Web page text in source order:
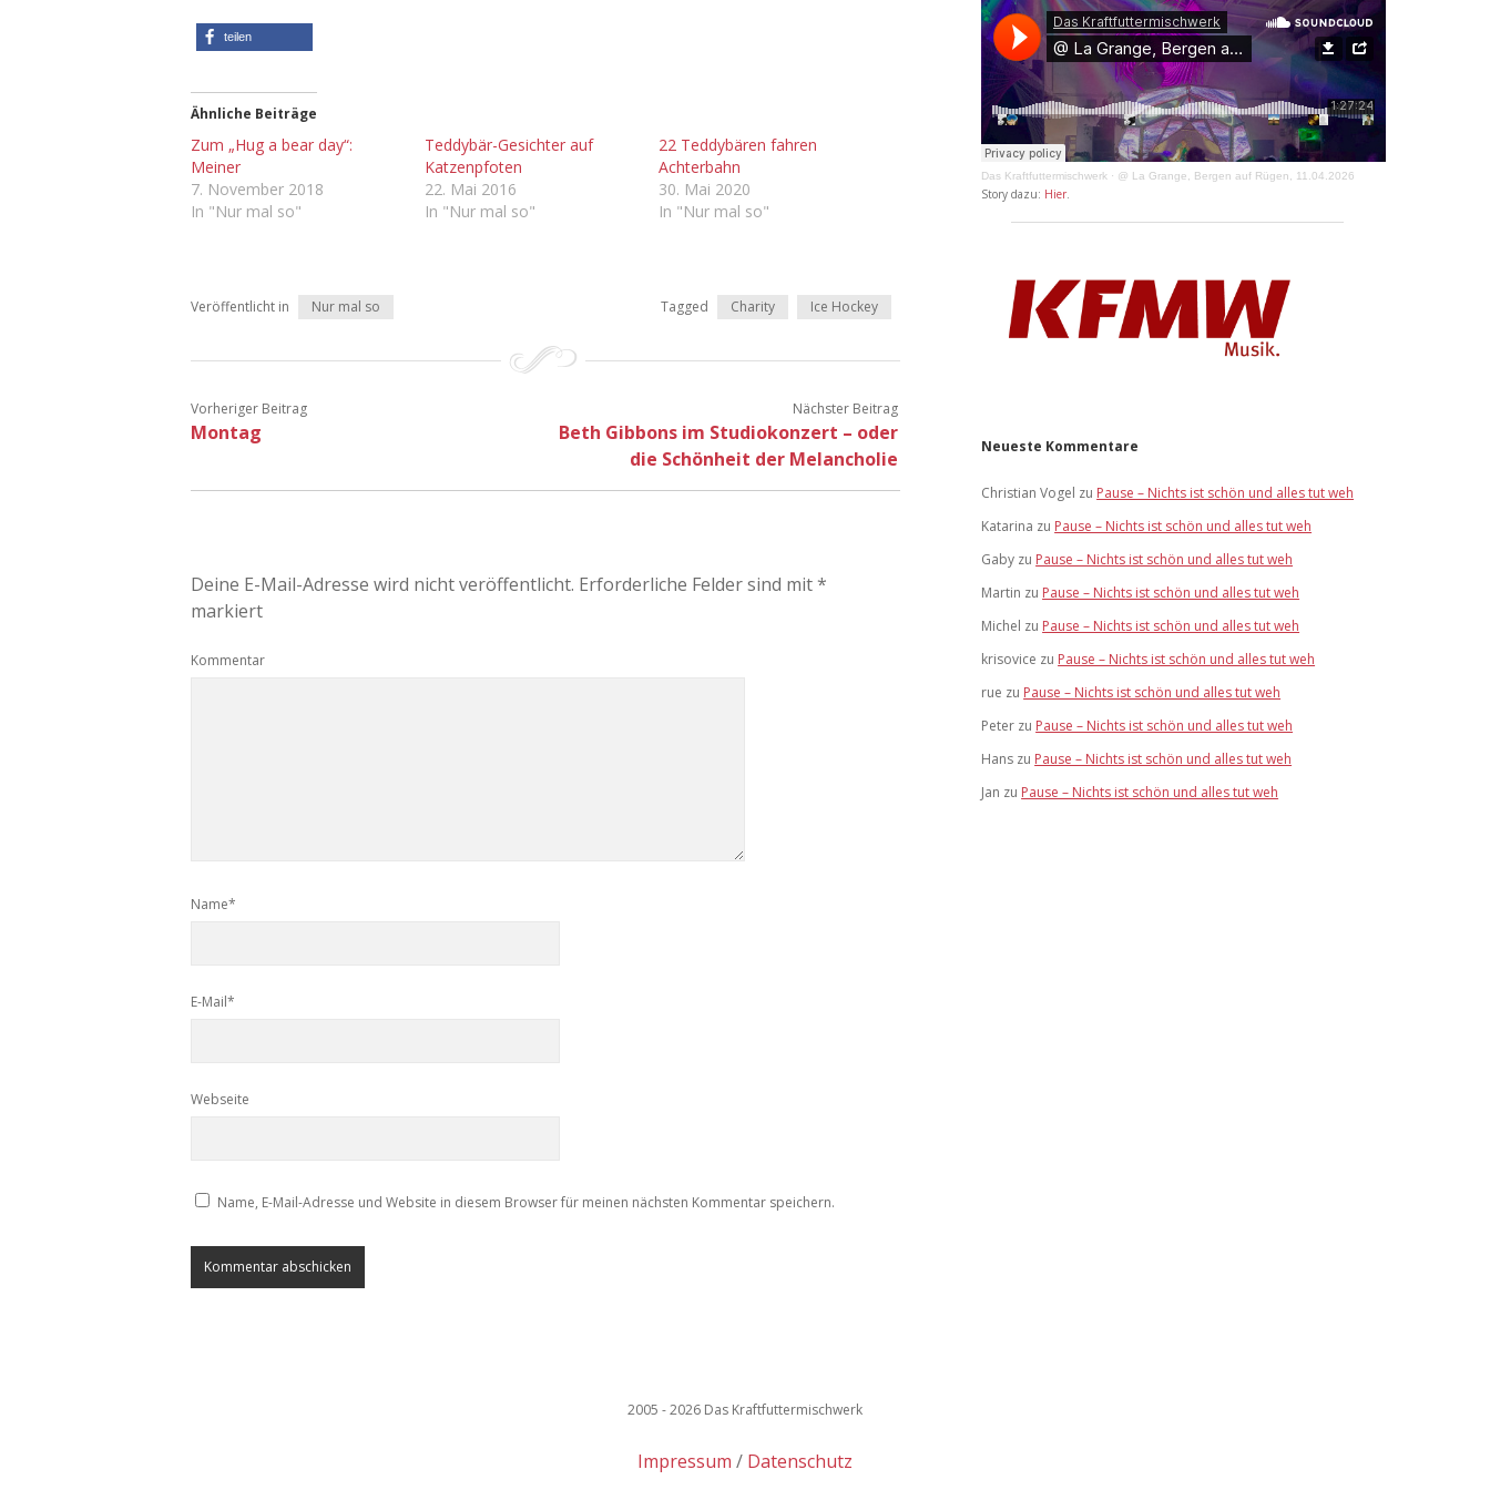
teilen
Ähnliche Beiträge
Zum „Hug a bear day“:
Meiner
7. November 2018
In "Nur mal so"
Teddybär-Gesichter auf
Katzenpfoten
22. Mai 2016
In "Nur mal so"
22 Teddybären fahren
Achterbahn
30. Mai 2020
In "Nur mal so"
Veröffentlicht in Nur mal so Tagged Charity Ice Hockey
Vorheriger Beitrag
Montag
Nächster Beitrag
Beth Gibbons im Studiokonzert – oder
die Schönheit der Melancholie
Deine E-Mail-Adresse wird nicht veröffentlicht. Erforderliche Felder sind mit*
markiert
Kommentar
Name*
E-Mail*
Webseite
Name, E-Mail-Adresse und Website in diesem Browser für meinen nächsten Kommentar speichern.
Das Kraftfuttermischwerk · @ La Grange, Bergen auf Rügen, 11.04.2026
Story dazu: Hier.
Neueste Kommentare
Christian Vogel zu Pause – Nichts ist schön und alles tut weh
Katarina zu Pause – Nichts ist schön und alles tut weh
Gaby zu Pause – Nichts ist schön und alles tut weh
Martin zu Pause – Nichts ist schön und alles tut weh
Michel zu Pause – Nichts ist schön und alles tut weh
krisovice zu Pause – Nichts ist schön und alles tut weh
rue zu Pause – Nichts ist schön und alles tut weh
Peter zu Pause – Nichts ist schön und alles tut weh
Hans zu Pause – Nichts ist schön und alles tut weh
Jan zu Pause – Nichts ist schön und alles tut weh
2005 - 2026 Das Kraftfuttermischwerk
Impressum Datenschutz